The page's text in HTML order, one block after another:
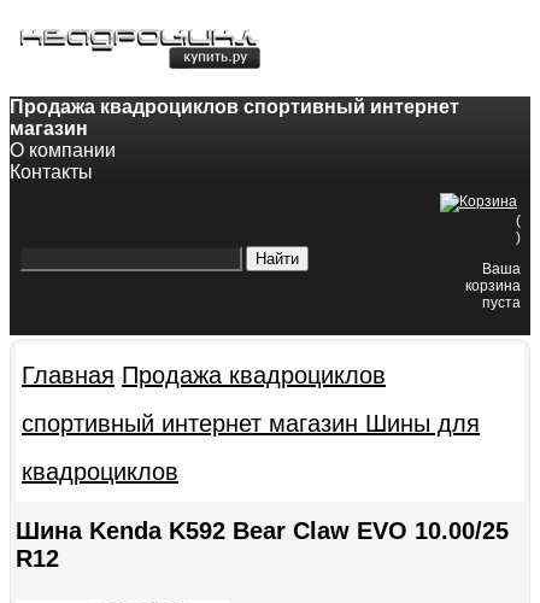
Продажа квадроциклов спортивный интернет
магазин
О компании
Контакты
(
)
Ваша
корзина
пуста
Главная Продажа квадроциклов
спортивный интернет магазин Шины для
квадроциклов
Шина Kenda K592 Bear Claw EVO 10.00/25
R12